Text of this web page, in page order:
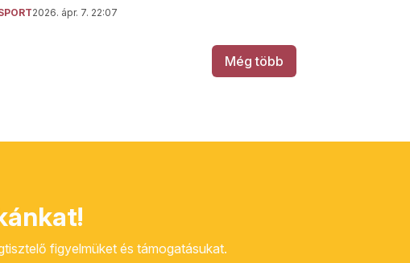
2026. ápr. 7. 22:07
Még több
figyelmüket és támogatásukat.